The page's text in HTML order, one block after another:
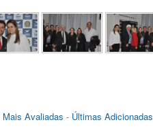
Mais Avaliadas - Últimas Adicionadas